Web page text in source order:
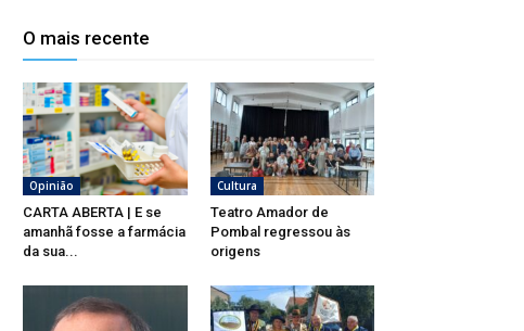
O mais recente
Opinião
CARTA ABERTA | E se
amanhã fosse a farmácia
da sua...
Cultura
Teatro Amador de
Pombal regressou às
origens